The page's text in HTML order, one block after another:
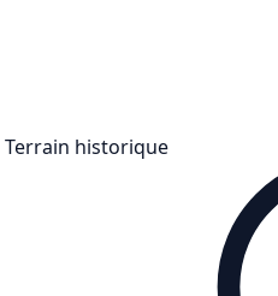
Terrain historique